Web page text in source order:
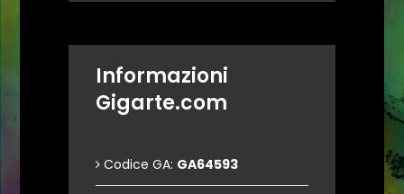
Informazioni
Gigarte.com
Codice GA: GA64593